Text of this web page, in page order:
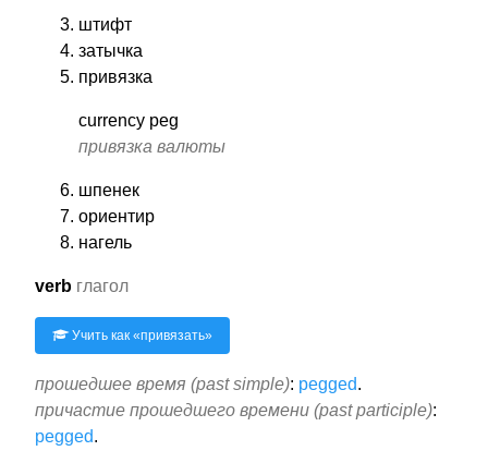
штифт
затычка
привязка
currency peg
привязка валюты
шпенек
ориентир
нагель
verb глагол
Учить как «привязать»
прошедшее время (past simple): pegged.
причастие прошедшего времени (past participle):
pegged.